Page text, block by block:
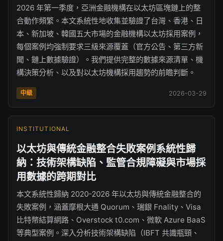
2026 年第一季度，亞洲金融機構在以太坊區塊鏈上的整
合動作頻繁。本文系統性地收集並驗證了台灣、香港、日
本、新加坡、韓國五大市場的金融機構以太坊採用案例，
每個案例均強制要求三級來源覆蓋（官方公告、第三方新
聞、鏈上數據驗證）。我們提供完整的數據來源清單、機
構決策分析、以及對以太坊機構採用趨勢的前瞻判斷。
中級 2026-03-29
INSTITUTIONAL
以太坊與傳統金融整合失敗案例系統性歸
納：技術架構缺陷、監管合規障礙與市場採
用數據的跨期對比
本文系統性歸納 2020-2026 年以太坊與傳統金融整合的
失敗案例，涵蓋摩根大通 Quorum、瑞銀 Fnality、Visa
比特幣結算網路、Overstock t0.com、微軟 Azure BaaS
等典型案例。深入分析技術架構缺陷（IBFT 共識瓶頸、